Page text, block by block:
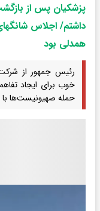
داشتم/ اجلاس
همدلی بود
رئیس جمهور از
خوب برای ایجاد
حمله صهیونیست‌ها با